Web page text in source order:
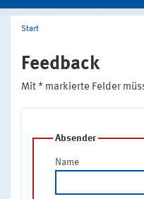
Start
Feedback
Mit * markierte Felder
Absender
Name